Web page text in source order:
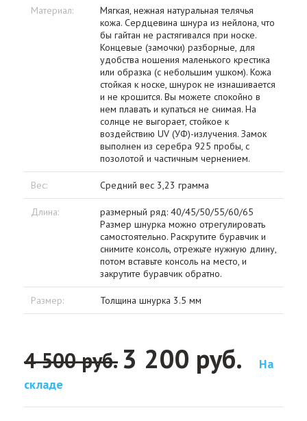
Материал:
Мягкая, нежная натуральная телячья
кожа. Сердцевина шнура из нейлона, что
бы гайтан не растягивался при носке.
Концевые (замочки) разборные, для
удобства ношения маленького крестика
или образка (с небольшим ушком). Кожа
стойкая к носке, шнурок не изнашивается
и не крошится. Вы можете спокойно в
нем плавать и купаться не снимая. На
солнце не выгорает, стойкое к
воздействию UV (УФ)-излучения. Замок
выполнен из серебра 925 пробы, с
позолотой и частичным чернением.
Вес: Средний вес 3,23 грамма
Длина:
размерный ряд: 40/45/50/55/60/65
Размер шнурка можно отрегулировать
самостоятельно. Раскрутите буравчик и
снимите консоль, отрежьте нужную длину,
потом вставьте консоль на место, и
закрутите буравчик обратно.
Размер: Толщина шнурка 3.5 мм
4 500 руб. 3 200 руб.
На
складе